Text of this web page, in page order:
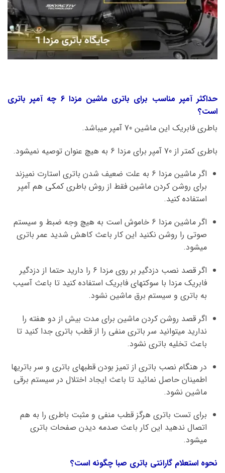
حداکثر آمپر مناسب برای باتری ماشین مزدا 6 چه آمپر باتری
است؟
باطری فابریک این ماشین 70 آمپر میباشد.
باطری کمتر از 70 آمپر برای مزدا 6 به هیچ عنوان توصیه نمیشود.
اگر ماشین مزدا 6 به علت ضعیف شدن باتری استارت نمیزند
برای روشن کردن ماشین فقط از روش باطری کمکی هم آمپر
استفاده کنید.
اگر ماشین مزدا 6 خاموش است به هیچ وجه ضبط و سیستم
صوتی را روشن نکنید این کار باعث کاهش شدید عمر باتری
میشود.
اگر قصد نصب دزدگیر بر روی مزدا 6 را دارید حتما از دزدگیر
فابریک مزدا با سوکتهای فابریک استفاده کنید تا باعث آسیب
به باتری و سیستم برق ماشین نشود.
اگر قصد روشن کردن ماشین برای مدت بیش از دو هفته را
ندارید میتوانید سر باتری منفی را از قطب باتری جدا کنید تا
باعث تخلیه باتری نشود.
در هنگام نصب باتری از تمیز بودن قطبهای باتری و سر باتریها
اطمینان حاصل نمائید تا باعث ایجاد اختلال در سیستم برقی
ماشین نشود.
برای تست باتری هرگز قطب منفی و مثبت باطری را به هم
اتصال ندهید این کار باعث صدمه دیدن صفحات باتری
میشود.
نحوه استعلام گارانتی باتری صبا چگونه است؟